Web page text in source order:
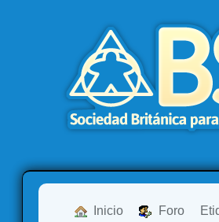
Inicio Foro